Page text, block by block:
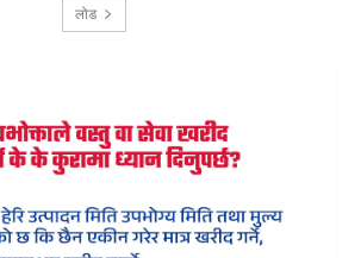
लोड